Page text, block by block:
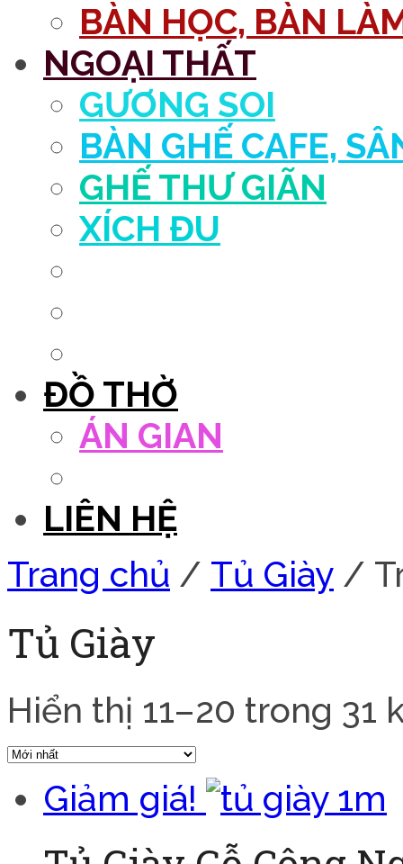
BÀN HỌC, BÀN
NGOẠI THẤT
GƯƠNG SOI
BÀN GHẾ CAFE,
GHẾ THƯ GIÃN
XÍCH ĐU
ĐỒ THỜ
ÁN GIAN
LIÊN HỆ
Trang chủ / Tủ Giày /
Tủ Giày
Hiển thị 11–20 trong 31
Giảm giá!